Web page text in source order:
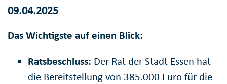
09.04.2025
Das Wichtigste auf einen Blick:
Ratsbeschluss: Der Rat der Stadt Essen hat
die Bereitstellung von 385.000 Euro für die